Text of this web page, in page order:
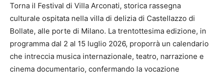
Torna il Festival di Villa Arconati, storica rassegna
culturale ospitata nella villa di delizia di Castellazzo di
Bollate, alle porte di Milano. La trentottesima edizione, in
programma dal 2 al 15 luglio 2026, proporrà un calendario
che intreccia musica internazionale, teatro, narrazione e
cinema documentario, confermando la vocazione